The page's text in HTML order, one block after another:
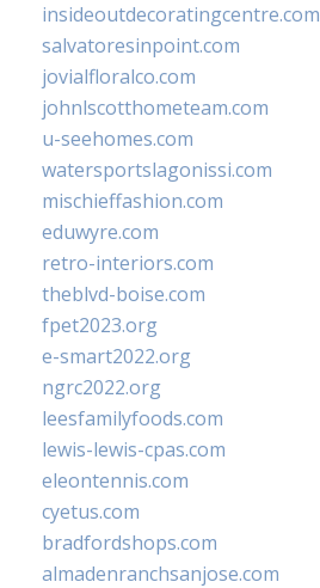
insideoutdecoratingcentre.com
salvatoresinpoint.com
jovialfloralco.com
johnlscotthometeam.com
u-seehomes.com
watersportslagonissi.com
mischieffashion.com
eduwyre.com
retro-interiors.com
theblvd-boise.com
fpet2023.org
e-smart2022.org
ngrc2022.org
leesfamilyfoods.com
lewis-lewis-cpas.com
eleontennis.com
cyetus.com
bradfordshops.com
almadenranchsanjose.com